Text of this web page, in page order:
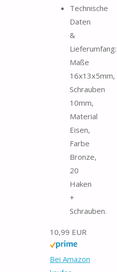
Technische
Daten
&
Lieferumfang:
Maße
16x13x5mm,
Schrauben
10mm,
Material
Eisen,
Farbe
Bronze,
20
Haken
+
Schrauben.
10,99 EUR
Bei Amazon